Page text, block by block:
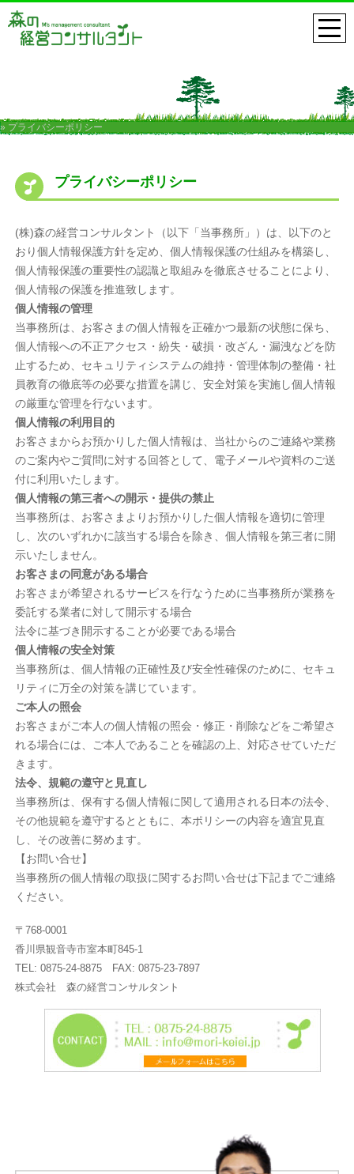
» プライバシーポリシー
プライバシーポリシー
(株)森の経営コンサルタント（以下「当事務所」）は、以下のと
おり個人情報保護方針を定め、個人情報保護の仕組みを構築し、
個人情報保護の重要性の認識と取組みを徹底させることにより、
個人情報の保護を推進致します。
個人情報の管理
当事務所は、お客さまの個人情報を正確かつ最新の状態に保ち、
個人情報への不正アクセス・紛失・破損・改ざん・漏洩などを防
止するため、セキュリティシステムの維持・管理体制の整備・社
員教育の徹底等の必要な措置を講じ、安全対策を実施し個人情報
の厳重な管理を行ないます。
個人情報の利用目的
お客さまからお預かりした個人情報は、当社からのご連絡や業務
のご案内やご質問に対する回答として、電子メールや資料のご送
付に利用いたします。
個人情報の第三者への開示・提供の禁止
当事務所は、お客さまよりお預かりした個人情報を適切に管理
し、次のいずれかに該当する場合を除き、個人情報を第三者に開
示いたしません。
お客さまの同意がある場合
お客さまが希望されるサービスを行なうために当事務所が業務を
委託する業者に対して開示する場合
法令に基づき開示することが必要である場合
個人情報の安全対策
当事務所は、個人情報の正確性及び安全性確保のために、セキュ
リティに万全の対策を講じています。
ご本人の照会
お客さまがご本人の個人情報の照会・修正・削除などをご希望さ
れる場合には、ご本人であることを確認の上、対応させていただ
きます。
法令、規範の遵守と見直し
当事務所は、保有する個人情報に関して適用される日本の法令、
その他規範を遵守するとともに、本ポリシーの内容を適宜見直
し、その改善に努めます。
【お問い合せ】
当事務所の個人情報の取扱に関するお問い合せは下記までご連絡
ください。
〒768-0001
香川県観音寺市室本町845-1
TEL: 0875-24-8875 FAX: 0875-23-7897
株式会社 森の経営コンサルタント